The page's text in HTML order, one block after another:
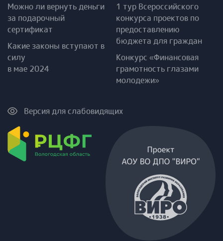
Можно ли вернуть деньги
за подарочный
сертификат
Какие законы вступают в
силу
в мае 2024
1 тур Всероссийского
конкурса проектов по
предоставлению
бюджета для граждан
Конкурс «Финансовая
грамотность глазами
молодежи»
Версия для слабовидящих